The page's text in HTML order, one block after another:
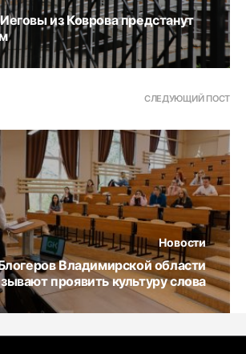
из Коврова предстанут
СЛЕДУЮЩИЙ ПОСТ
Новости
Владимирской области
проявить культуру слова